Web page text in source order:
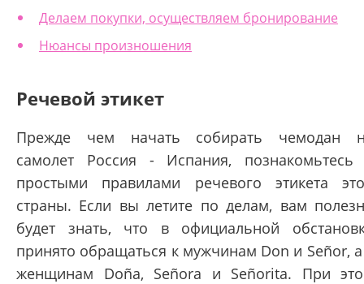
Делаем покупки, осуществляем бронирование
Нюансы произношения
Речевой этикет
Прежде чем начать собирать чемодан
самолет Россия - Испания, познакомьтесь
простыми правилами речевого этикета
страны. Если вы летите по делам, вам
будет знать, что в официальной
принято обращаться к мужчинам Don и Señor,
женщинам Doña, Señora и Señorita. При